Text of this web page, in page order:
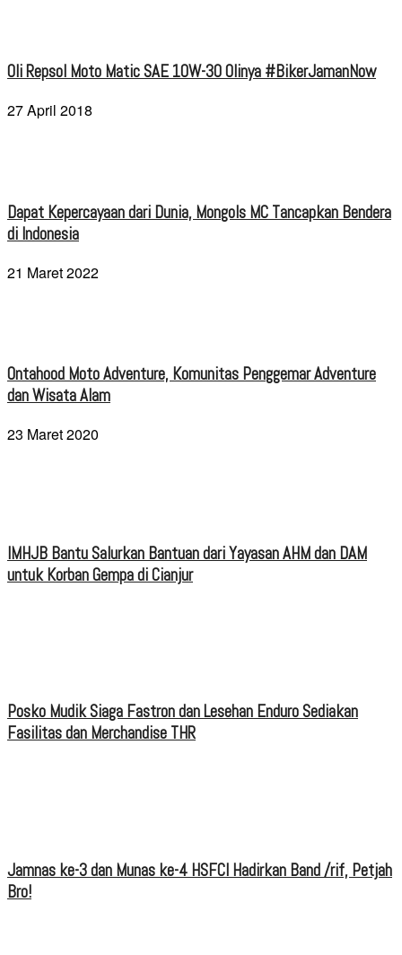
Oli Repsol Moto Matic SAE 10W-30 Olinya #BikerJamanNow
27 April 2018
Dapat Kepercayaan dari Dunia, Mongols MC Tancapkan Bendera
di Indonesia
21 Maret 2022
Ontahood Moto Adventure, Komunitas Penggemar Adventure
dan Wisata Alam
23 Maret 2020
IMHJB Bantu Salurkan Bantuan dari Yayasan AHM dan DAM
untuk Korban Gempa di Cianjur
Posko Mudik Siaga Fastron dan Lesehan Enduro Sediakan
Fasilitas dan Merchandise THR
Jamnas ke-3 dan Munas ke-4 HSFCI Hadirkan Band /rif, Petjah
Bro!